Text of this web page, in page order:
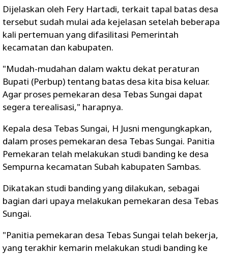
Dijelaskan oleh Fery Hartadi, terkait tapal batas desa
tersebut sudah mulai ada kejelasan setelah beberapa
kali pertemuan yang difasilitasi Pemerintah
kecamatan dan kabupaten.
"Mudah-mudahan dalam waktu dekat peraturan
Bupati (Perbup) tentang batas desa kita bisa keluar.
Agar proses pemekaran desa Tebas Sungai dapat
segera terealisasi," harapnya.
Kepala desa Tebas Sungai, H Jusni mengungkapkan,
dalam proses pemekaran desa Tebas Sungai. Panitia
Pemekaran telah melakukan studi banding ke desa
Sempurna kecamatan Subah kabupaten Sambas.
Dikatakan studi banding yang dilakukan, sebagai
bagian dari upaya melakukan pemekaran desa Tebas
Sungai.
"Panitia pemekaran desa Tebas Sungai telah bekerja,
yang terakhir kemarin melakukan studi banding ke